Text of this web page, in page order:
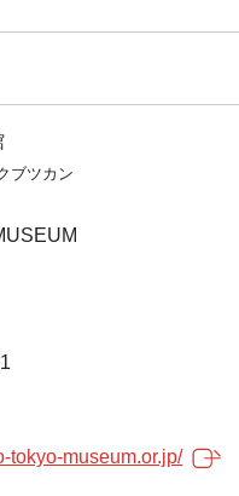
ブツカン
tokyo-museum.or.jp/